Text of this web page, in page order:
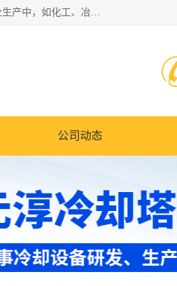
冷却塔广泛应用于工业、电力行业、空调系统等领域。在电力行业中，用于冷却发电机组的循环水；在工业生产中，如化工、冶金等行业，可降低生产过程中产生的热量；在空调系统中，为空调设备提供冷却水源
公司动态